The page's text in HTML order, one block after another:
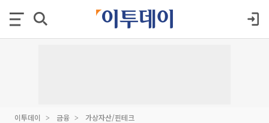
이투데이 금융 가상자산/핀테크